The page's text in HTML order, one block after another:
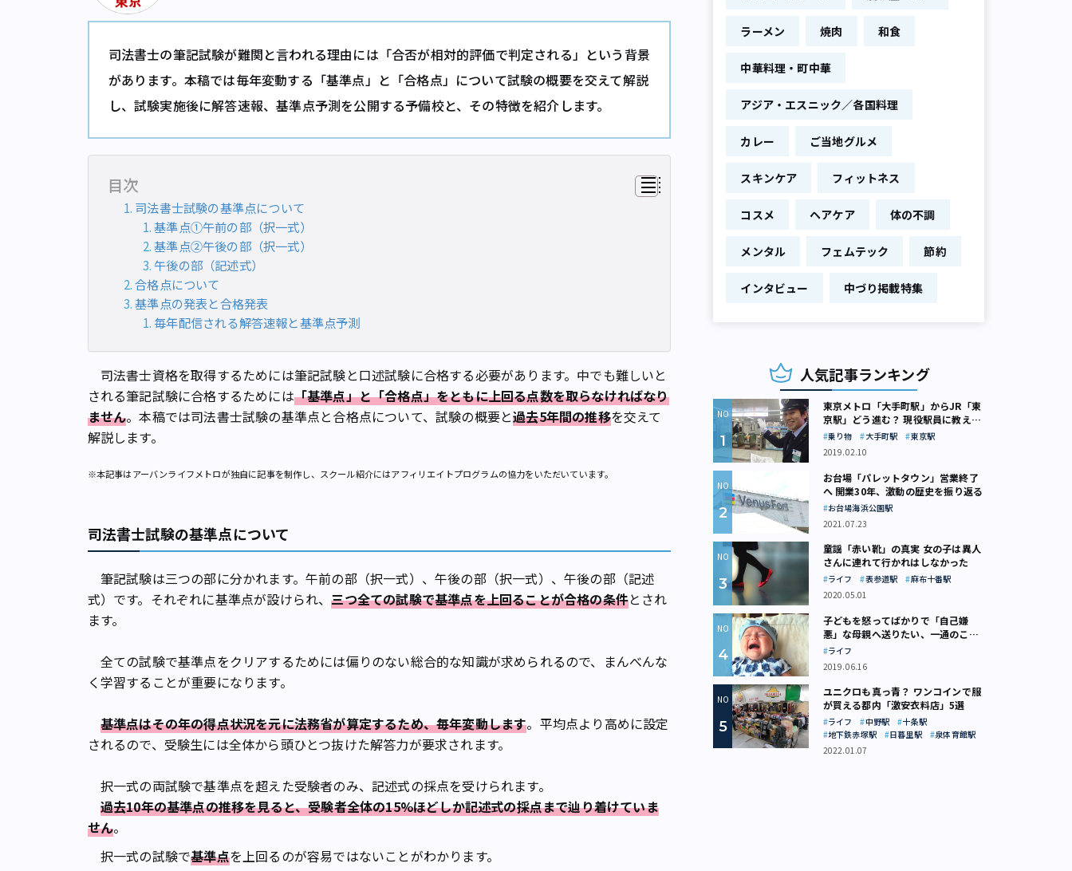
司法書士の筆記試験が難関と言われる理由には「合否が相対的評価で判定される」という背景
があります。本稿では毎年変動する「基準点」と「合格点」について試験の概要を交えて解説
し、試験実施後に解答速報、基準点予測を公開する予備校と、その特徴を紹介します。
目次
司法書士試験の基準点について
基準点①午前の部（択一式）
基準点②午後の部（択一式）
午後の部（記述式）
合格点について
基準点の発表と合格発表
毎年配信される解答速報と基準点予測
司法書士資格を取得するためには筆記試験と口述試験に合格する必要があります。中でも難しいと
される筆記試験に合格するためには「基準点」と「合格点」をともに上回る点数を取らなければなり
ません。本稿では司法書士試験の基準点と合格点について、試験の概要と過去5年間の推移を交えて
解説します。
※本記事はアーバンライフメトロが独自に記事を制作し、スクール紹介にはアフィリエイトプログラムの協力をいただいています。
司法書士試験の基準点について
筆記試験は三つの部に分かれます。午前の部（択一式）、午後の部（択一式）、午後の部（記述
式）です。それぞれに基準点が設けられ、三つ全ての試験で基準点を上回ることが合格の条件とされ
ます。
全ての試験で基準点をクリアするためには偏りのない総合的な知識が求められるので、まんべんな
く学習することが重要になります。
基準点はその年の得点状況を元に法務省が算定するため、毎年変動します。平均点より高めに設定
されるので、受験生には全体から頭ひとつ抜けた解答力が要求されます。
択一式の両試験で基準点を超えた受験者のみ、記述式の採点を受けられます。
過去10年の基準点の推移を見ると、受験者全体の15%ほどしか記述式の採点まで辿り着けていま
せん。
択一式の試験で基準点を上回るのが容易ではないことがわかります。
ラーメン 焼肉 和食
中華料理・町中華
アジア・エスニック／各国料理
カレー ご当地グルメ
スキンケア フィットネス
コスメ ヘアケア 体の不調
メンタル フェムテック 節約
インタビュー 中づり掲載特集
人気記事ランキング
東京メトロ「大手町駅」からJR「東
京駅」どう進む？ 現役駅員に教えて
もらいました
乗り物 大手町駅
東京駅
2019.02.10
お台場「パレットタウン」営業終了
へ 開業30年、激動の歴史を振り返る
お台場海浜公園駅
2021.07.23
童謡「赤い靴」の真実 女の子は異人
さんに連れて行かれはしなかった
ライフ 表参道駅
麻布十番駅
2020.05.01
子どもを怒ってばかりで「自己嫌
悪」な母親へ送りたい、一通のここ
ろの処方箋
ライフ
2019.06.16
ユニクロも真っ青？ ワンコインで服
が買える都内「激安衣料店」5選
ライフ 中野駅
十条駅
地下鉄赤塚駅
日暮里駅
泉体育館駅
2022.01.07